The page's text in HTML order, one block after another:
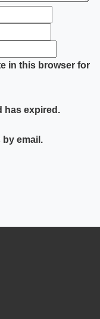
in this browser for
has expired.
by email.